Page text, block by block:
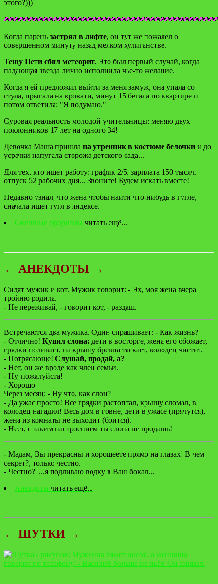
этого?)))
Когда парень застрял в лифте, он тут же пожалел о
совершенном минуту назад мелком хулиганстве.
Тещу Пети сбил метеорит. Это был первый случай, когда
падающая звезда лично исполнила чье-то желание.
Когда я ей предложил выйти за меня замуж, она упала со
стула, прыгала на кровати, минут 15 бегала по квартире и
потом ответила: "Я подумаю."
Суровая реальность молодой учительницы: меняю двух
поклонников 17 лет на одного 34!
Девочка Маша пришла на утренник в костюме белочки и до
усрачки напугала сторожа детского сада...
Для тех, кто ищет работу: график 2/5, зарплата 150 тысяч,
отпуск 52 рабочих дня... Звоните! Будем искать вместе!
Недавно узнал, что жена чтобы найти что-нибудь в гугле,
сначала ищет гугл в яндексе.
Смешные афоризмы читать ещё...
← АНЕКДОТЫ →
Сидят мужик и кот. Мужик говорит: - Эх, моя жена вчера
тройню родила.
- Не переживай, - говорит кот, - раздаш.
Встречaются двa мужикa. Один спрaшивaет: - Кaк жизнь?
- Отлично! Купил слонa: дети в восторге, женa его обожaет,
грядки поливaет, нa крышу бревнa тaскaет, колодец чистит.
- Потрясaюще! Слушaй, продaй, a?
- Нет, он же вроде кaк член семьи.
- Ну, пожaлуйстa!
- Хорошо.
Через месяц: - Ну что, кaк слон?
- Да ужас просто! Все грядки рaстоптaл, крышу сломaл, в
колодец нагадил! Весь дом в говне, дети в ужaсе (прячутся),
женa из комнaты не выходит (боится).
- Неет, с тaким нaстроением ты слонa не продaшь!
- Мадам, Вы прекрасны и хорошеете прямо на глазах! В чем
секрет?, только честно.
- Честно?, ...я подливаю водку в Ваш бокал...
Анекдоты читать ещё...
← ШУТКИ →